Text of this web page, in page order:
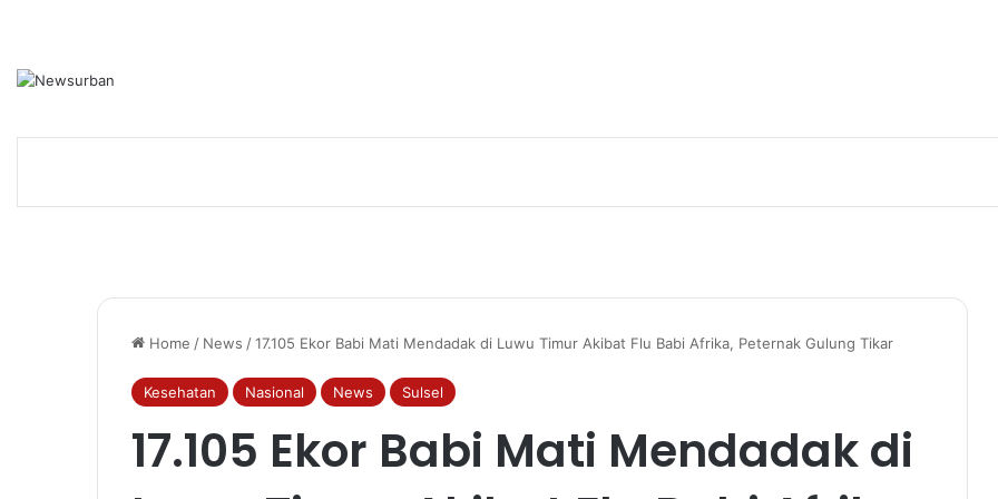
Home / News /17.105 Ekor Babi Mati Mendadak di Luwu Timur Akibat Flu Babi Afrika, Peternak Gulung Tikar
Kesehatan Nasional News Sulsel
17.105 Ekor Babi Mati Mendadak di